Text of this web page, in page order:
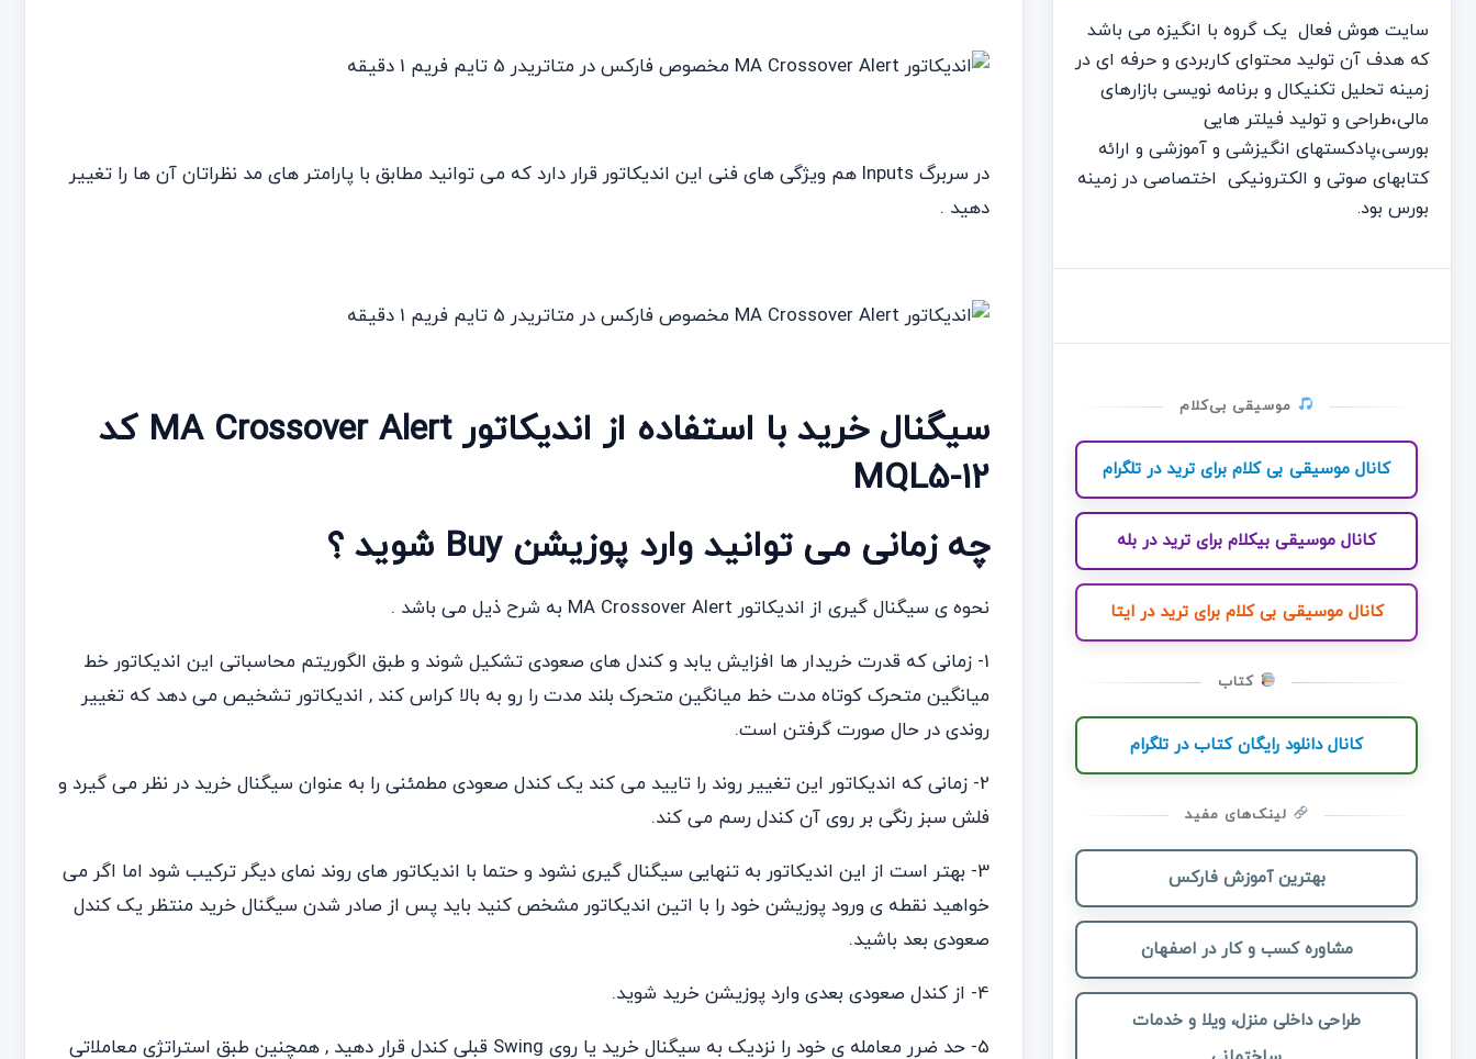
در سربرگ Inputs هم ویژگی های فنی این اندیکاتور قرار دارد که می توانید مطابق با پارامتر های مد نظراتان آن ها را تغییر
دهید .
سیگنال خرید با استفاده از اندیکاتور MA Crossover Alert کد
MQL5-12
چه زمانی می توانید وارد پوزیشن Buy شوید ؟
نحوه ی سیگنال گیری از اندیکاتور MA Crossover Alert به شرح ذیل می باشد .
1- زمانی که قدرت خریدار ها افزایش یابد و کندل های صعودی تشکیل شوند و طبق الگوریتم محاسباتی این اندیکاتور خط
میانگین متحرک کوتاه مدت خط میانگین متحرک بلند مدت را رو به بالا کراس کند , اندیکاتور تشخیص می دهد که تغییر
روندی در حال صورت گرفتن است.
2- زمانی که اندیکاتور این تغییر روند را تایید می کند یک کندل صعودی مطمئنی را به عنوان سیگنال خرید در نظر می گیرد و
فلش سبز رنگی بر روی آن کندل رسم می کند.
3- بهتر است از این اندیکاتور به تنهایی سیگنال گیری نشود و حتما با اندیکاتور های روند نمای دیگر ترکیب شود اما اگر می
خواهید نقطه ی ورود پوزیشن خود را با اتین اندیکاتور مشخص کنید باید پس از صادر شدن سیگنال خرید منتظر یک کندل
صعودی بعد باشید.
4- از کندل صعودی بعدی وارد پوزیشن خرید شوید.
5- حد ضرر معامله ی خود را نزدیک به سیگنال خرید یا روی Swing قبلی کندل قرار دهید , همچنین طبق استراتژی معاملاتی
سایت هوش فعال یک گروه با انگیزه می باشد
که هدف آن تولید محتوای کاربردی و حرفه ای در
زمینه تحلیل تکنیکال و برنامه نویسی بازارهای
مالی،طراحی و تولید فیلتر هایی
بورسی،پادکستهای انگیزشی و آموزشی و ارائه
کتابهای صوتی و الکترونیکی اختصاصی در زمینه
بورس بود.
موسیقی بی‌کلام
کانال موسیقی بی کلام برای ترید در تلگرام
کانال موسیقی بیکلام برای ترید در بله
کانال موسیقی بی کلام برای ترید در ایتا
کتاب
کانال دانلود رایگان کتاب در تلگرام
لینک‌های مفید
بهترین آموزش فارکس
مشاوره کسب و کار در اصفهان
طراحی داخلی منزل، ویلا و خدمات